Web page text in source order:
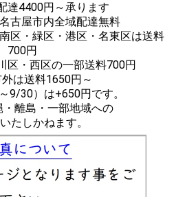
達4400円～承ります
古屋市内全域配達無料
区・緑区・港区・名東区は送料
700円
区・西区の一部送料700円
は送料1650円～
9/30）は+650円です。
離島・一部地域への
たしかねます。